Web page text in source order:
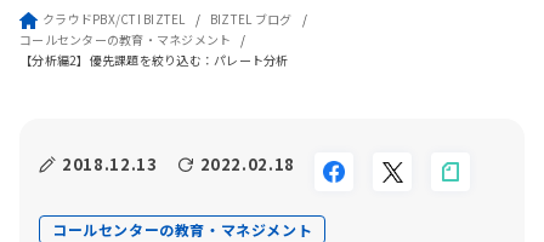
クラウドPBX/CTI BIZTEL
BIZTEL ブログ
コールセンターの教育・マネジメント
【分析編2】優先課題を絞り込む：パレート分析
2018.12.13 2022.02.18
コールセンターの教育・マネジメント